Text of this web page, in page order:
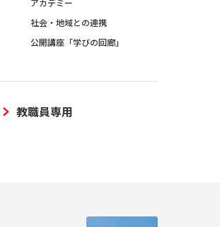
アカデミー
社会・地域との連携
公開講座「学びの回廊」
教職員専用